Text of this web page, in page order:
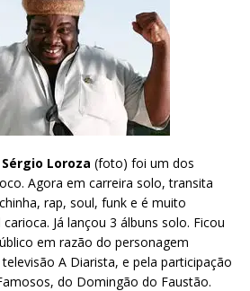
Sérgio Loroza (foto) foi um dos
Agora em carreira solo, transita
rap, soul, funk e é muito
Já lançou 3 álbuns solo. Ficou
em razão do personagem
A Diarista, e pela participação
do Domingão do Faustão.